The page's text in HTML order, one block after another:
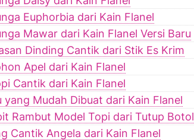
Euphorbia dari Kain Flanel
Mawar dari Kain Flanel Versi Baru
Dinding Cantik dari Stik Es Krim
Apel dari Kain Flanel
Cantik dari Kain Flanel
yang Mudah Dibuat dari Kain Flanel
Rambut Model Topi dari Tutup Botol
Cantik Angela dari Kain Flanel